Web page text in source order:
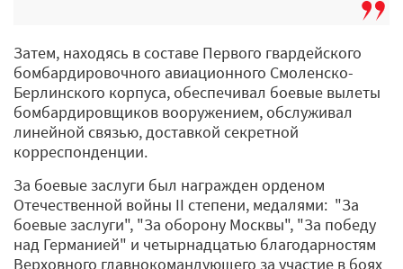
Затем, находясь в составе Первого гвардейского
бомбардировочного авиационного Смоленско-
Берлинского корпуса, обеспечивал боевые вылеты
бомбардировщиков вооружением, обслуживал
линейной связью, доставкой секретной
корреспонденции.
За боевые заслуги был награжден орденом
Отечественной войны II степени, медалями: "За
боевые заслуги", "За оборону Москвы", "За победу
над Германией" и четырнадцатью благодарностям
Верховного главнокомандующего за участие в боях